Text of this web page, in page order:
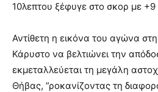
10λεπτου ξέφυγε στο σκορ με
Αντίθετη η εικόνα του αγώνα
Κάρυστο να βελτιώνει την
εκμεταλλεύεται τη μεγάλη
Θήβας, ”ροκανίζοντας τη